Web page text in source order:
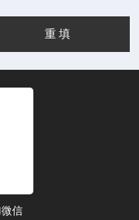
信